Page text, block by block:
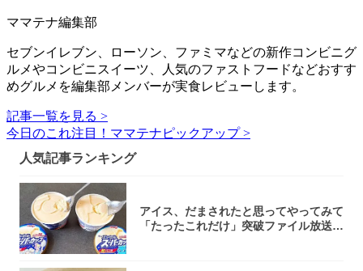
ママテナ編集部
セブンイレブン、ローソン、ファミマなどの新作コンビニグ
ルメやコンビニスイーツ、人気のファストフードなどおすす
めグルメを編集部メンバーが実食レビューします。
記事一覧を見る >
今日のこれ注目！ママテナピックアップ >
人気記事ランキング
アイス、だまされたと思ってやってみて
「たったこれだけ」突破ファイル放送で